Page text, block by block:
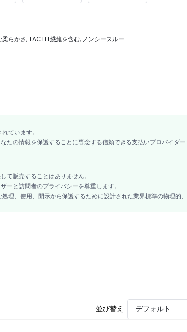
らかさ, TACTEL繊維を含む, ノンシースルー
ています。
たの情報を保護することに専念する信頼できる支払いプロバイダ
て販売することはありません。
ーと訪問者のプライバシーを尊重します。
理、使用、開示から保護するために設計された業界標準の物理的
並び替え デフォルト